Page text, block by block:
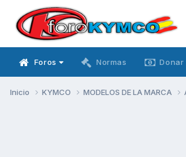
Foros Normas Donar
Inicio KYMCO MODELOS DE LA MARCA